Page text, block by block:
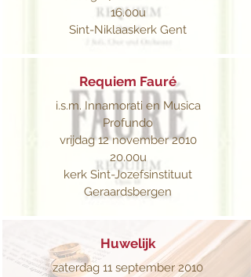
16.00u
Sint-Niklaaskerk Gent
Requiem Fauré
i.s.m. Innamorati en Musica
Profundo
vrijdag 12 november 2010
20.00u
kerk Sint-Jozefsinstituut
Geraardsbergen
Huwelijk
zaterdag 11 september 2010